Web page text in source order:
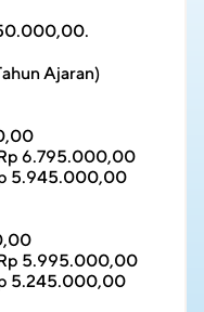
Ajaran)
Rp 6.795.000,00
5.945.000,00
Rp 5.995.000,00
5.245.000,00